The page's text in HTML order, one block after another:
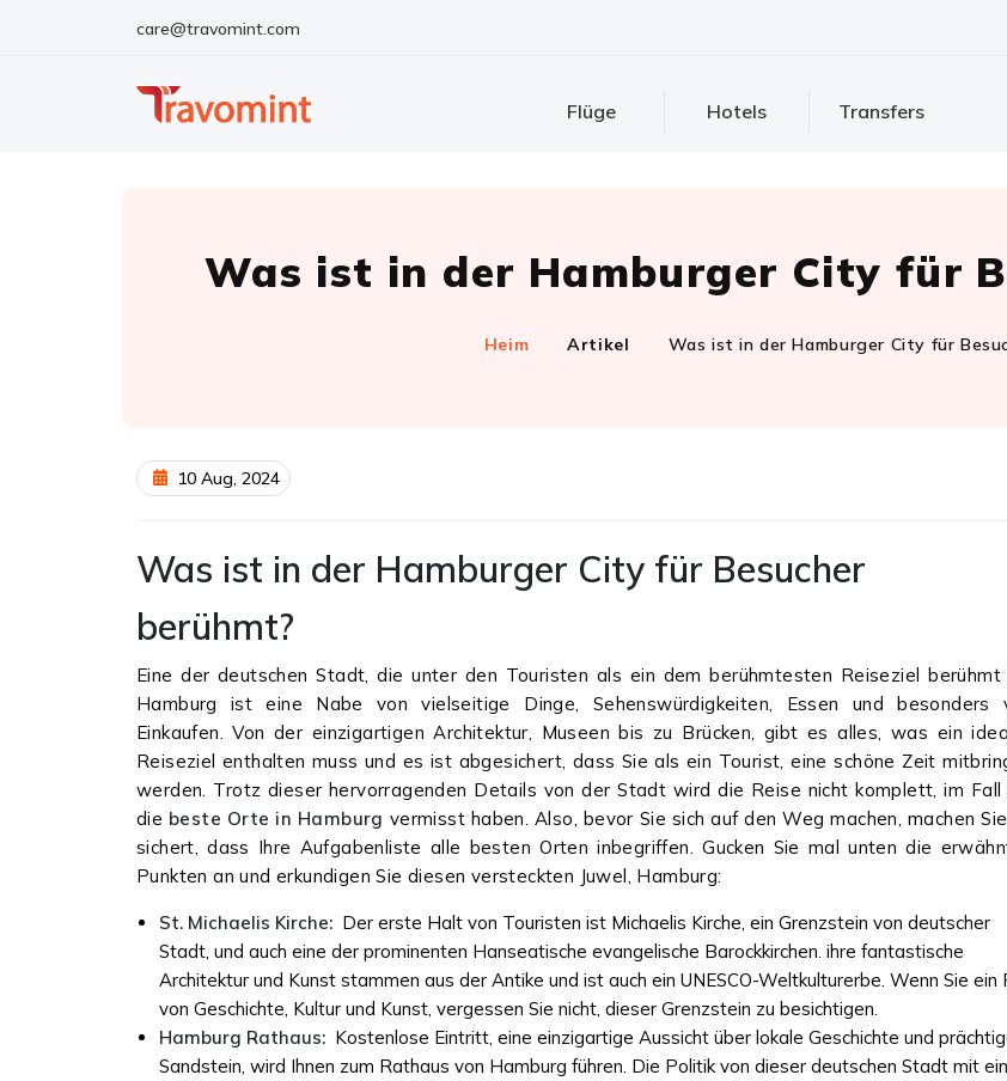
care@travomint.com
Flüge Hotels Transfers
Was ist in der Hamburger City für
Heim Artikel Was ist in der Hamburger City für
10 Aug, 2024
Was ist in der Hamburger City für Besucher
berühmt?
Eine der deutschen Stadt, die unter den Touristen als ein dem berühmtesten Reiseziel berühmt
Hamburg ist eine Nabe von vielseitige Dinge, Sehenswürdigkeiten, Essen und besonders
Einkaufen. Von der einzigartigen Architektur, Museen bis zu Brücken, gibt es alles, was ein
Reiseziel enthalten muss und es ist abgesichert, dass Sie als ein Tourist, eine schöne Zeit
werden. Trotz dieser hervorragenden Details von der Stadt wird die Reise nicht komplett, im Fall
die beste Orte in Hamburg vermisst haben. Also, bevor Sie sich auf den Weg machen, machen
sichert, dass Ihre Aufgabenliste alle besten Orten inbegriffen. Gucken Sie mal unten die
Punkten an und erkundigen Sie diesen versteckten Juwel, Hamburg:
St. Michaelis Kirche: Der erste Halt von Touristen ist Michaelis Kirche, ein Grenzstein von deutscher
Stadt, und auch eine der prominenten Hanseatische evangelische Barockkirchen. ihre fantastische
Architektur und Kunst stammen aus der Antike und ist auch ein UNESCO-Weltkulturerbe. Wenn Sie ein
von Geschichte, Kultur und Kunst, vergessen Sie nicht, dieser Grenzstein zu besichtigen.
Hamburg Rathaus: Kostenlose Eintritt, eine einzigartige Aussicht über lokale Geschichte und
Sandstein, wird Ihnen zum Rathaus von Hamburg führen. Die Politik von dieser deutschen Stadt mit